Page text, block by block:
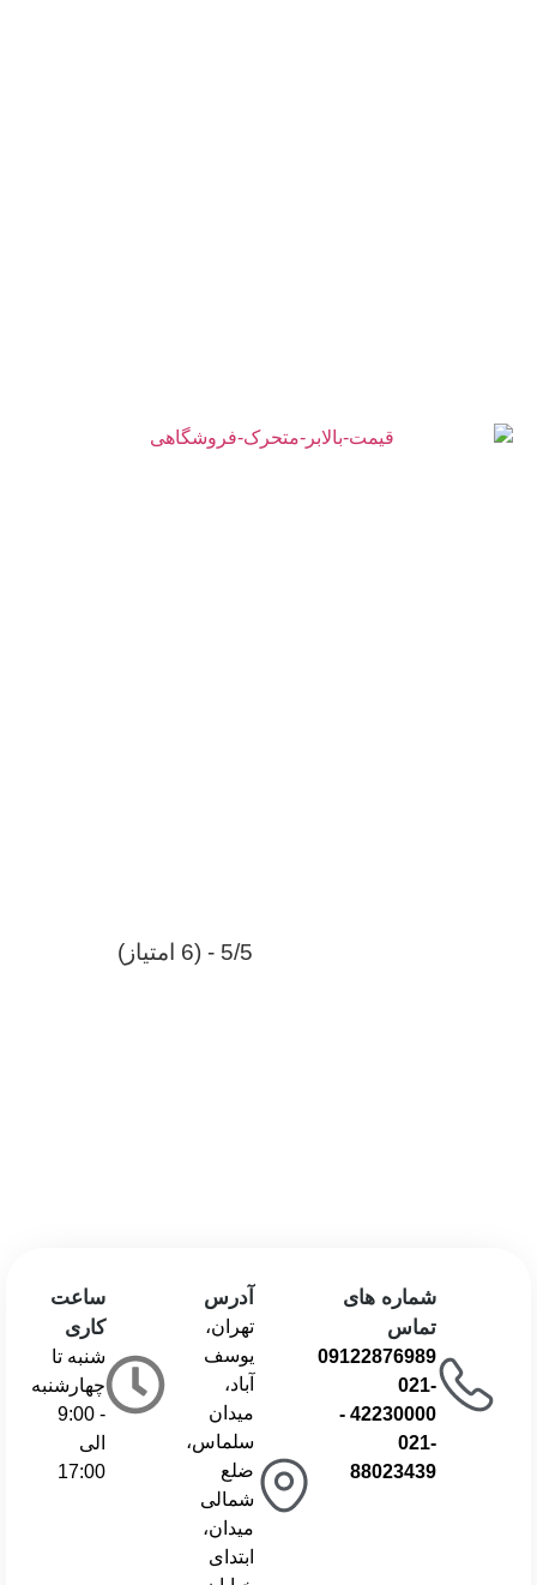
5/5 - (6 امتیاز)
شماره های
تماس
09122876989
021-
42230000
-
021-
88023439
آدرس
تهران،
یوسف
آباد،
میدان
سلماس،
ضلع
شمالی
میدان،
ابتدای
ساعت
کاری
شنبه تا
چهارشنبه
- 9:00
الی
17:00